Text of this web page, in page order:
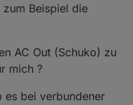
Beispiel die
AC Out (Schuko) zu
mich ?
es bei verbundener